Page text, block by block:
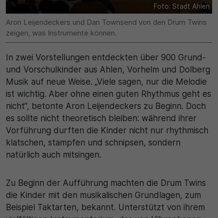
Foto: Stadt Ahlen
Aron Leijendeckers und Dan Townsend von den Drum Twins
zeigen, was Instrumente können.
In zwei Vorstellungen entdeckten über 900 Grund-
und Vorschulkinder aus Ahlen, Vorhelm und Dolberg
Musik auf neue Weise. „Viele sagen, nur die Melodie
ist wichtig. Aber ohne einen guten Rhythmus geht es
nicht“, betonte Aron Leijendeckers zu Beginn. Doch
es sollte nicht theoretisch bleiben: während ihrer
Vorführung durften die Kinder nicht nur rhythmisch
klatschen, stampfen und schnipsen, sondern
natürlich auch mitsingen.
Zu Beginn der Aufführung machten die Drum Twins
die Kinder mit den musikalischen Grundlagen, zum
Beispiel Taktarten, bekannt. Unterstützt von ihrem
30 Minuten
Zweck
Wird für statistische Zwecke verwendet, um
vorübergehende Daten des Besuchs zu speichern.